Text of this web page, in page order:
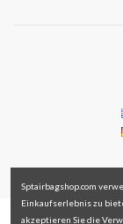
Sptairbagshop.com
Einkaufserlebnis zu
akzeptieren Sie die